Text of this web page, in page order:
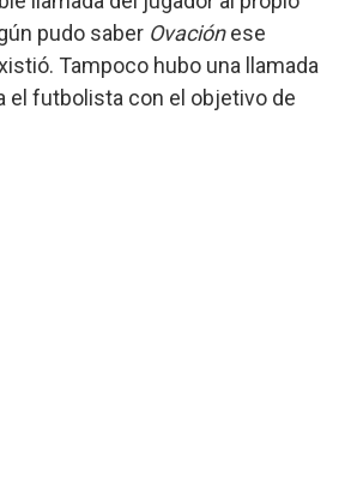
pudo saber Ovaciónese
Tampoco hubo una llamada
el futbolista con el objetivo de